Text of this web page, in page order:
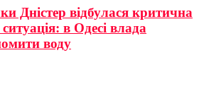
Дністер відбулася критична
в Одесі влада
воду